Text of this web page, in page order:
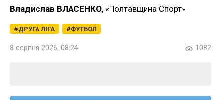
Владислав ВЛАСЕНКО, «Полтавщина Спорт»
ДРУГА ЛІГА ФУТБОЛ
8 серпня 2026, 08:24 1082